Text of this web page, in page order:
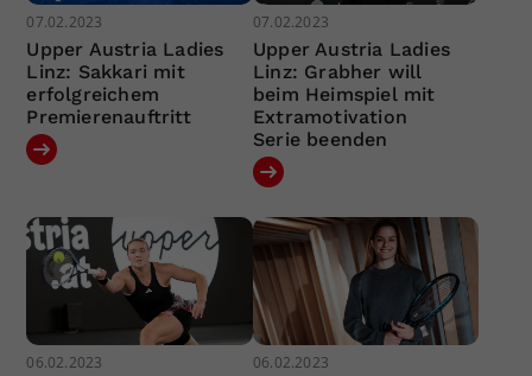
07.02.2023
Upper Austria Ladies
Linz: Sakkari mit
erfolgreichem
Premierenauftritt
07.02.2023
Upper Austria Ladies
Linz: Grabher will
beim Heimspiel mit
Extramotivation
Serie beenden
06.02.2023 06.02.2023